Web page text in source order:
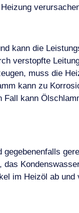
kann die
verstopfte
muss die
kann zu
Fall kann
im Heizöl ab und